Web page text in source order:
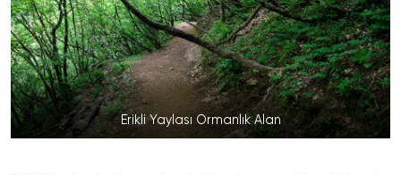
Erikli Yaylası Ormanlık Alan